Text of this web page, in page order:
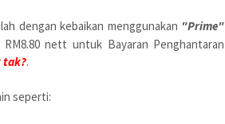
dengan kebaikan menggunakan "Prime"
nett untuk Bayaran Penghantaran
tak?.
seperti: